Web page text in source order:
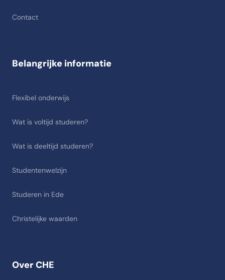
Contact
Over CHE
Belangrijke informatie
Flexibel onderwijs
Wat is voltijd studeren?
Wat is deeltijd studeren?
Studentenwelzijn
Studeren in Ede
Christelijke waarden